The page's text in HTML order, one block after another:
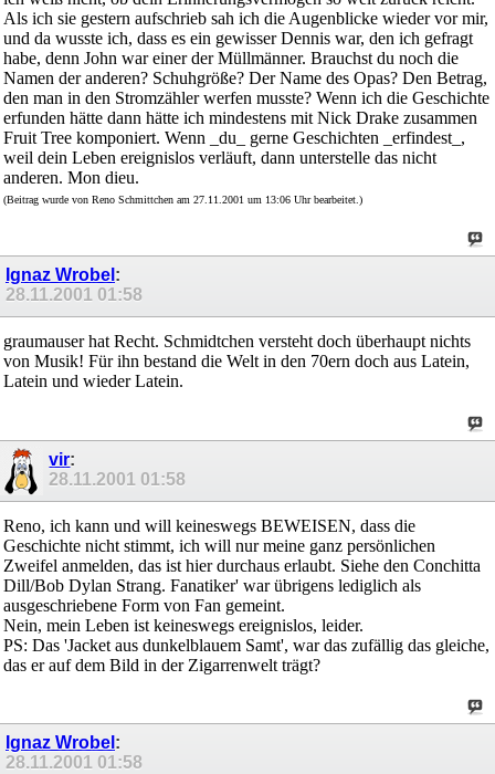
Als ich sie gestern aufschrieb sah ich die Augenblicke wieder vor mir,
und da wusste ich, dass es ein gewisser Dennis war, den ich gefragt
habe, denn John war einer der Müllmänner. Brauchst du noch die
Namen der anderen? Schuhgröße? Der Name des Opas? Den Betrag,
den man in den Stromzähler werfen musste? Wenn ich die Geschichte
erfunden hätte dann hätte ich mindestens mit Nick Drake zusammen
Fruit Tree komponiert. Wenn _du_ gerne Geschichten _erfindest_,
weil dein Leben ereignislos verläuft, dann unterstelle das nicht
anderen. Mon dieu.
(Beitrag wurde von Reno Schmittchen am 27.11.2001 um 13:06 Uhr bearbeitet.)
Ignaz Wrobel :
28.11.2001 01:58
graumauser hat Recht. Schmidtchen versteht doch überhaupt nichts
von Musik! Für ihn bestand die Welt in den 70ern doch aus Latein,
Latein und wieder Latein.
vir:
28.11.2001 01:58
Reno, ich kann und will keineswegs BEWEISEN, dass die
Geschichte nicht stimmt, ich will nur meine ganz persönlichen
Zweifel anmelden, das ist hier durchaus erlaubt. Siehe den Conchitta
Dill/Bob Dylan Strang. Fanatiker' war übrigens lediglich als
ausgeschriebene Form von Fan gemeint.
Nein, mein Leben ist keineswegs ereignislos, leider.
PS: Das 'Jacket aus dunkelblauem Samt', war das zufällig das gleiche,
das er auf dem Bild in der Zigarrenwelt trägt?
Ignaz Wrobel :
28.11.2001 01:58